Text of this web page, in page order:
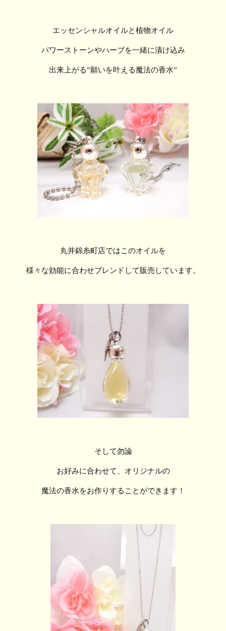
エッセンシャルオイルと植物オイル
パワーストーンやハーブを一緒に漬け込み
出来上がる”願いを叶える魔法の香水”
丸井錦糸町店ではこのオイルを
様々な効能に合わせブレンドして販売しています。
そして勿論
お好みに合わせて、オリジナルの
魔法の香水をお作りすることができます！